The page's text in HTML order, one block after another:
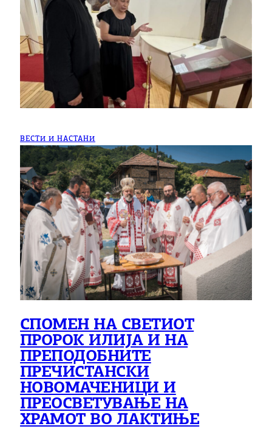
ВЕСТИ И НАСТАНИ
СПОМЕН НА СВЕТИОТ
ПРОРОК ИЛИЈА И НА
ПРЕПОДОБНИТЕ
ПРЕЧИСТАНСКИ
НОВОМАЧЕНИЦИ И
ПРЕОСВЕТУВАЊЕ НА
ХРАМОТ ВО ЛАКТИЊЕ